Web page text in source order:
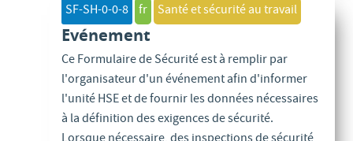
SF-SH-0-0-8 fr Santé et sécurité au travail
Evénement
Ce Formulaire de Sécurité est à remplir par
l'organisateur d'un événement afin d'informer
l'unité HSE et de fournir les données nécessaires
à la définition des exigences de sécurité.